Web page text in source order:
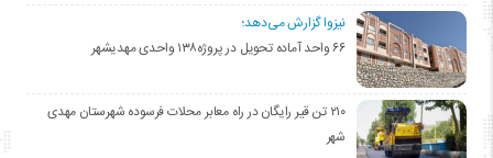
نیزوا گزارش می‌دهد؛
۶۶ واحد آماده تحویل در پروژه۱۳۸ واحدی مهدیشهر
۲۱۰ تن قیر رایگان در راه معابر محلات فرسوده شهرستان مهدی
شهر